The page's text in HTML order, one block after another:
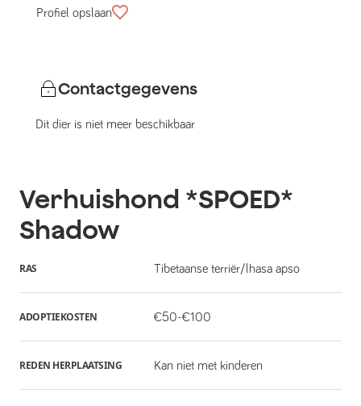
Profiel opslaan
Contactgegevens
Dit dier is niet meer beschikbaar
Verhuishond *SPOED*
Shadow
RAS Tibetaanse terriër/lhasa apso
ADOPTIEKOSTEN €50-€100
REDEN HERPLAATSING Kan niet met kinderen